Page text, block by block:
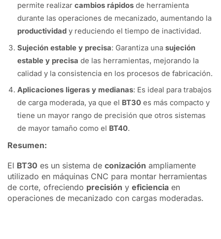
permite realizar cambios rápidos de herramienta
durante las operaciones de mecanizado, aumentando la
productividad y reduciendo el tiempo de inactividad.
Sujeción estable y precisa: Garantiza una sujeción
estable y precisa de las herramientas, mejorando la
calidad y la consistencia en los procesos de fabricación.
Aplicaciones ligeras y medianas: Es ideal para trabajos
de carga moderada, ya que el BT30 es más compacto y
tiene un mayor rango de precisión que otros sistemas
de mayor tamaño como el BT40.
Resumen:
El BT30 es un sistema de conización ampliamente
utilizado en máquinas CNC para montar herramientas
de corte, ofreciendo precisión y eficiencia en
operaciones de mecanizado con cargas moderadas.